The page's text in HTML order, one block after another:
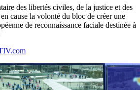
des libertés civiles, de la justice et des
cause la volonté du bloc de créer une
de reconnaissance faciale destinée à